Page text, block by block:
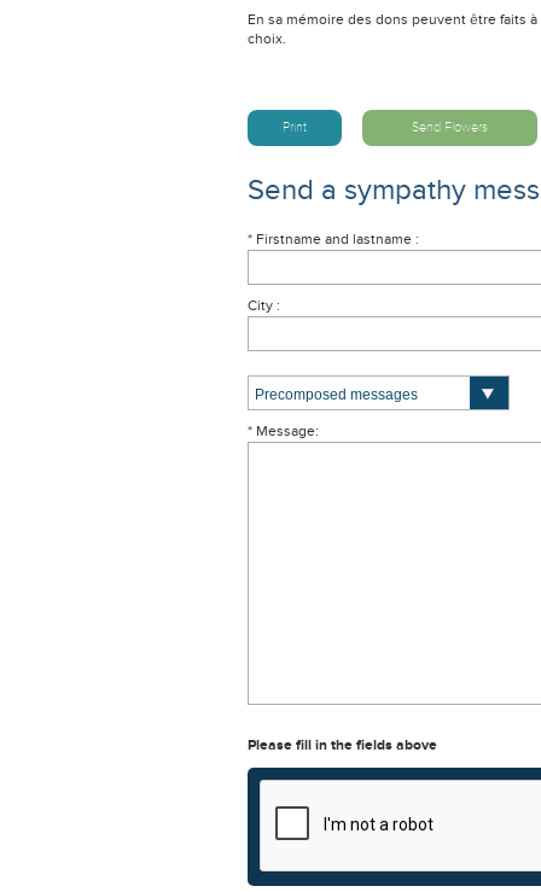
En sa mémoire des dons peuvent être faits
choix.
Print Send Flowers
Send a sympathy
* Firstname and lastname :
City :
* Message:
Please fill in the fields above